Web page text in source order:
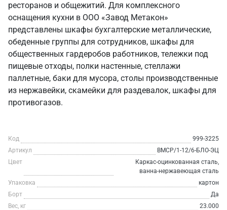
ресторанов и общежитий. Для комплексного
оснащения кухни в ООО «Завод Метакон»
представлены шкафы бухгалтерские металлические,
обеденные группы для сотрудников, шкафы для
общественных гардеробов работников, тележки под
пищевые отходы, полки настенные, стеллажи
паллетные, баки для мусора, столы производственные
из нержавейки, скамейки для раздевалок, шкафы для
противогазов.
Код
999-3225
Артикул
ВМСР/1-12/6-БЛО-ЭЦ
Цвет
Каркас-оцинкованная сталь,
ванна-нержавеющая сталь
Упаковка
картон
Борт
Да
Вес, кг
23.000